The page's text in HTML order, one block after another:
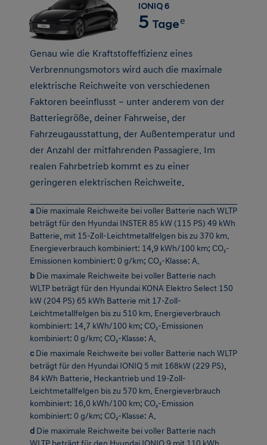
Genau wie die Kraftstoffeffizienz eines
Verbrennungsmotors wird auch die maximale
elektrische Reichweite von verschiedenen
Faktoren beeinflusst – unter anderem von der
Batteriegröße, deiner Fahrweise, der
Fahrzeugausstattung, der Außentemperatur und
der Anzahl der mitfahrenden Passagiere. Im
realen Fahrbetrieb kommt es zu einer
geringeren elektrischen Reichweite.
aDie maximale Reichweite bei voller Batterie nach WLTP
beträgt für den Hyundai INSTER 85 kW (115 PS) 49 kWh
Energieverbrauch kombiniert: 14,9 kWh/100 km; CO₂-
Emissionen kombiniert: 0 g/km; CO₂-Klasse: A.
bDie maximale Reichweite bei voller Batterie nach
WLTP beträgt für den Hyundai KONA Elektro Select 150
kW (204 PS) 65 kWh Batterie mit 17-Zoll-
Leichtmetallfelgen bis zu 510 km. Energieverbrauch
kombiniert: 14,7 kWh/100 km; CO₂-Emissionen
kombiniert: 0 g/km; CO₂-Klasse: A.
c Die maximale Reichweite bei voller Batterie nach WLTP
beträgt für den Hyundai IONIQ 5 mit 168kW (229 PS),
84 kWh Batterie, Heckantrieb und 19-Zoll-
Leichtmetallfelgen bis zu 570 km. Energieverbrauch
kombiniert: 16,0 kWh/100 km; CO₂-Emission
kombiniert: 0 g/km; CO₂-Klasse: A.
dDie maximale Reichweite bei voller Batterie nach
WLTP beträgt für den Hyundai IONIQ 9 mit 110 kWh
Batterie, Heckantrieb und 19-Zoll-Leichtmetallfelgen bis
zu 620 km. Energieverbrauch kombiniert: 19,9 kWh/100
km; CO₂-Emissionen kombiniert: 0 g/km; CO₂-Klasse: A.